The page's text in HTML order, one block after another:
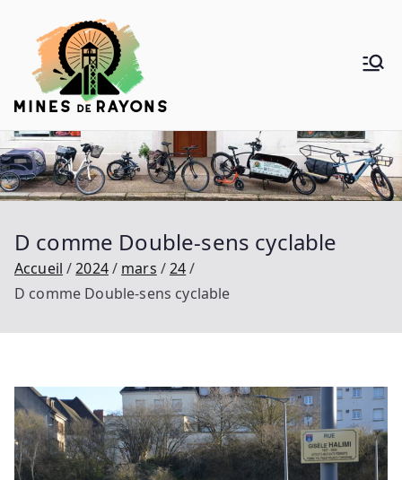
contenu
Rayons
D comme Double-sens cyclable
Accueil 2024 mars
24
D comme Double-sens cyclable